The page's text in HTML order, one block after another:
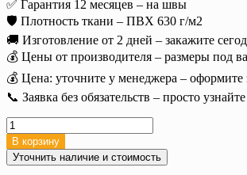
✅ Гарантия 12 месяцев – на швы
🛡️ Плотность ткани – ПВХ 630 г/м2
🚚 Изготовление от 2 дней – закажите
💰 Цены от производителя – размеры под
💰 Цена: уточните у менеджера – оформите
📞 Заявка без обязательств – просто
Количество
товара
Полог
тент
В корзину
Уточнить наличие и стоимость